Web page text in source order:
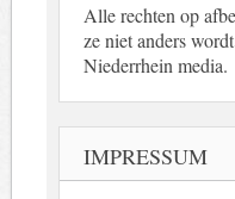
Alle rechten op
ze niet anders
Niederrhein media.
IMPRESSUM